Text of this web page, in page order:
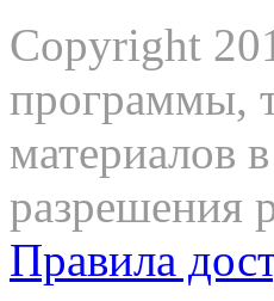
Copyright
программы,
материалов
разрешения
Правила